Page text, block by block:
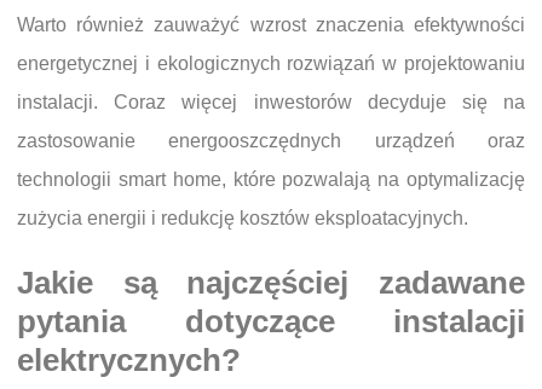
Warto również zauważyć wzrost znaczenia efektywności
energetycznej i ekologicznych rozwiązań w projektowaniu
instalacji. Coraz więcej inwestorów decyduje się na
zastosowanie energooszczędnych urządzeń oraz
technologii smart home, które pozwalają na optymalizację
zużycia energii i redukcję kosztów eksploatacyjnych.
Jakie są najczęściej zadawane
pytania dotyczące instalacji
elektrycznych?